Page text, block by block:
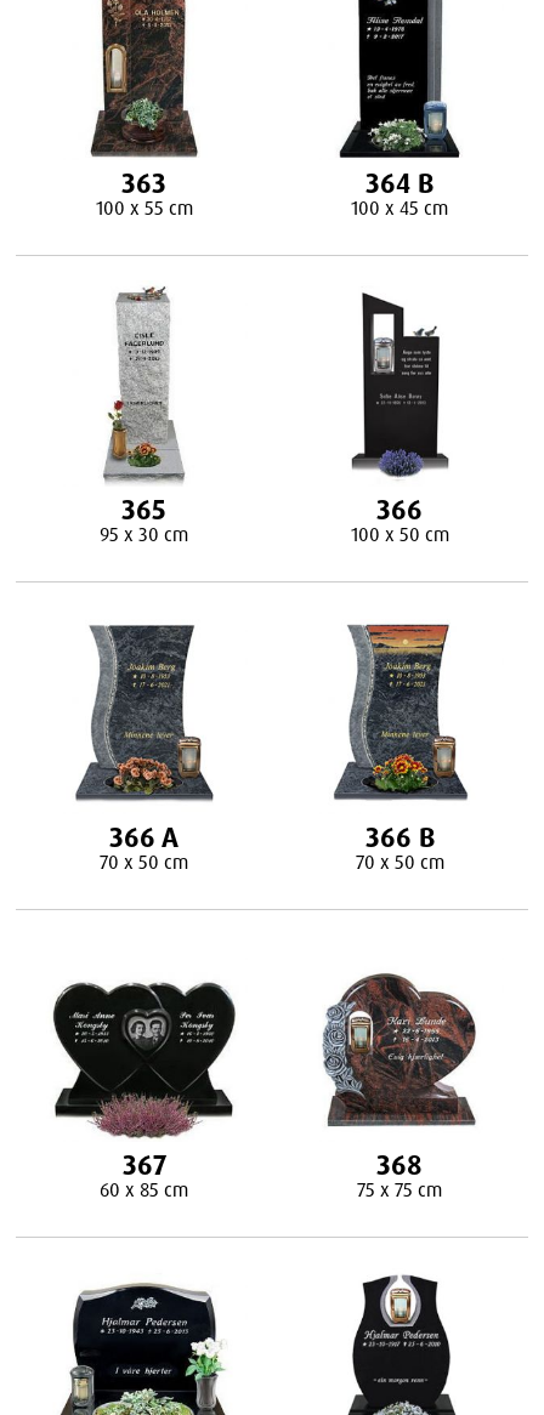
363
100 x 55 cm
364 B
100 x 45 cm
365
95 x 30 cm
366
100 x 50 cm
366 A
70 x 50 cm
366 B
70 x 50 cm
367
60 x 85 cm
368
75 x 75 cm